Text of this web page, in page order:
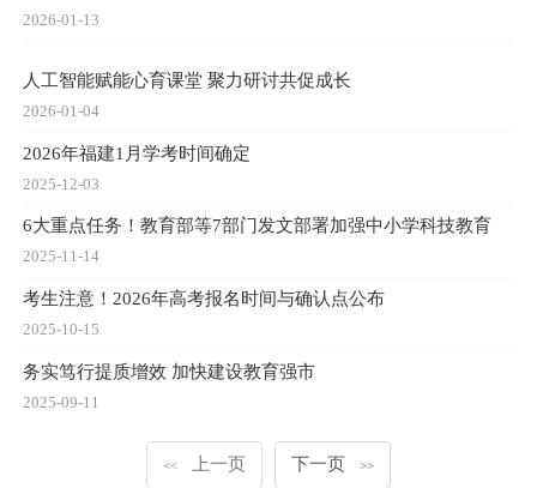
2026-01-13
人工智能赋能心育课堂 聚力研讨共促成长
2026-01-04
2026年福建1月学考时间确定
2025-12-03
6大重点任务！教育部等7部门发文部署加强中小学科技教育
2025-11-14
考生注意！2026年高考报名时间与确认点公布
2025-10-15
务实笃行提质增效 加快建设教育强市
2025-09-11
<< 上一页 下一页 >>